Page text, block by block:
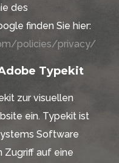
des
finden Sie hier:
policies/privacy/
Typekit
zur visuellen
ein. Typekit ist
Software
Zugriff auf eine